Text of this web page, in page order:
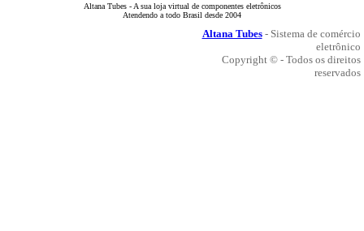
Altana Tubes - A sua loja virtual de componentes eletrônicos
Atendendo a todo Brasil desde 2004
Altana Tubes- Sistema de comércio
eletrônico
Copyright © - Todos os direitos
reservados